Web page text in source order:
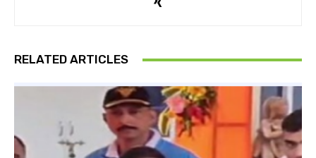
RELATED ARTICLES